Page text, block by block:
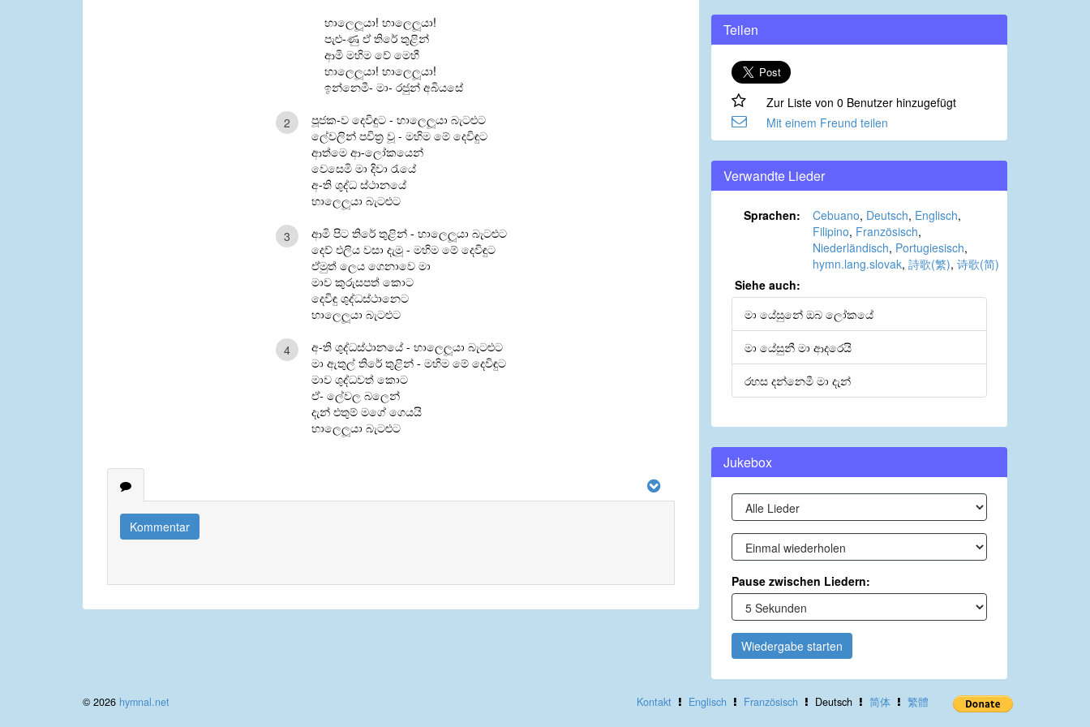
හාලෙලූයා! හාලෙලූයා!
පැළු-ණු ඒ තිරේ තුළින්
ආමි මහිම වේ මෙහී
හාලෙලූයා! හාලෙලූයා!
ඉන්නෙමී- මා- රජුන් අබියසේ
2
පූජක-ව දෙවිඳුට - හාලෙලූයා බැටළුට
ලේවලින් පවිත්‍ර වූ - මහිම මේ දෙවිඳුට
ආත්මෙ ආ-ලෝකයෙන්
වෙසෙමි මා දිවා රැයේ
අ-ති ශුද්ධ ස්ථානයේ
හාලෙලූයා බැටළුට
3
ආමි පිට තිරේ තුළින් - හාලෙලූයා බැටළුට
දෙව් එලිය වසා දැමූ - මහිම මේ දෙවිඳුට
ඒමුත් ලෙය ගෙනාවෙ මා
මාව කුරුසපත් කොට
දෙවිඳු ශුද්ධස්ථානෙට
හාලෙලූයා බැටළුට
4
අ-ති ශුද්ධස්ථානයේ - හාලෙලූයා බැටළුට
මා ඇතුල් තිරේ තුළින් - මහිම මේ දෙවිඳුට
මාව ශුද්ධවත් කොට
ඒ- ලේවල බලෙන්
දැන් එතුම් මගේ ගෙයයි
හාලෙලූයා බැටළුට
Kommentar
Teilen
Zur Liste von 0 Benutzer hinzugefügt
Mit einem Freund teilen
Verwandte Lieder
Sprachen: Cebuano, Deutsch, Englisch,
Filipino, Französisch,
Niederländisch, Portugiesisch,
hymn.lang.slovak, 詩歌(繁), 诗歌(简)
Siehe auch:
මා යේසුනේ ඔබ ලෝකයේ
මා යේසුනී මා ආදරෙයි
රහස දන්නෙමී මා දැන්
Jukebox
Pause zwischen Liedern:
Wiedergabe starten
Kontakt Englisch Französisch Deutsch 简体 繁體
© 2026 hymnal.net